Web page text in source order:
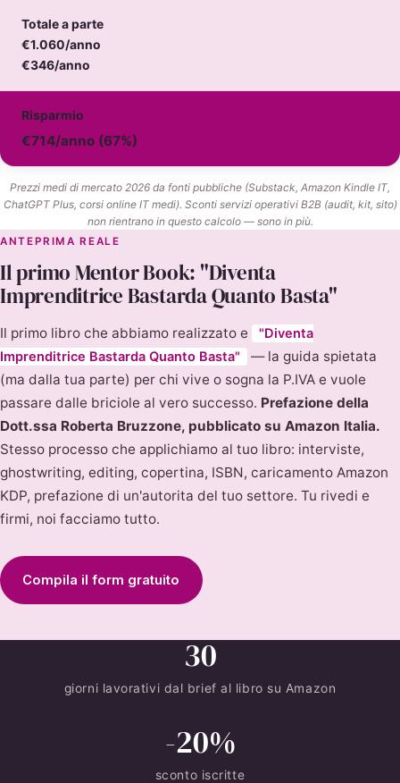
Totale a parte
€1.060/anno
€346/anno
Risparmio
€714/anno (67%)
Prezzi medi di mercato 2026 da fonti pubbliche (Substack, Amazon Kindle IT,
ChatGPT Plus, corsi online IT medi). Sconti servizi operativi B2B (audit, kit, sito)
non rientrano in questo calcolo — sono in più.
ANTEPRIMA REALE
Il primo Mentor Book: "Diventa
Imprenditrice Bastarda Quanto Basta"
Il primo libro che abbiamo realizzato e
"Diventa
Imprenditrice Bastarda Quanto Basta"
— la guida spietata
(ma dalla tua parte) per chi vive o sogna la P.IVA e vuole
passare dalle briciole al vero successo. Prefazione della
Dott.ssa Roberta Bruzzone, pubblicato su Amazon Italia.
Stesso processo che applichiamo al tuo libro: interviste,
ghostwriting, editing, copertina, ISBN, caricamento Amazon
KDP, prefazione di un'autorita del tuo settore. Tu rivedi e
firmi, noi facciamo tutto.
Compila il form gratuito
30
giorni lavorativi dal brief al libro su Amazon
-20%
sconto iscritte